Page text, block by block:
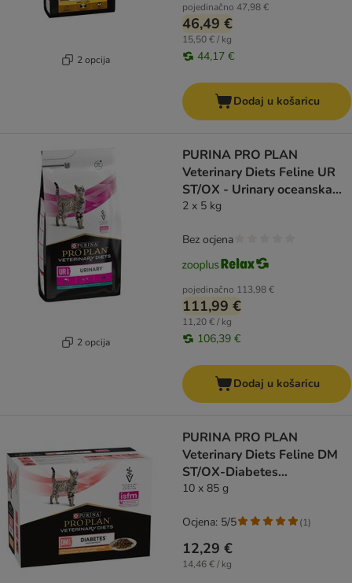
2 opcija
pojedinačno 47,98 €
46,49 €
15,50 € / kg
44,17 €
Dodaj u košaricu
2 opcija
PURINA PRO PLAN
Veterinary Diets Feline UR
ST/OX - Urinary oceanska
riba
2 x 5 kg
pojedinačno 113,98 €
111,99 €
11,20 € / kg
106,39 €
Bez ocjena
Dodaj u košaricu
PURINA PRO PLAN
Veterinary Diets Feline DM
ST/OX-Diabetes
Management piletina
10 x 85 g
12,29 €
14,46 € / kg
Ocjena: 5/5 (1)